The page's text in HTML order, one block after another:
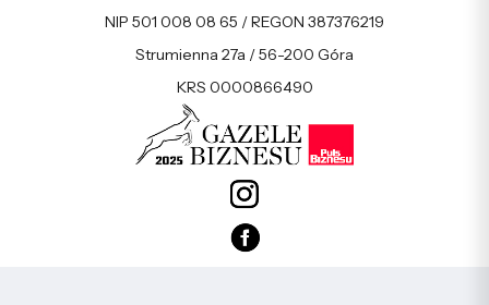
NIP 501 008 08 65 / REGON 387376219
Strumienna 27a / 56-200 Góra
KRS 0000866490